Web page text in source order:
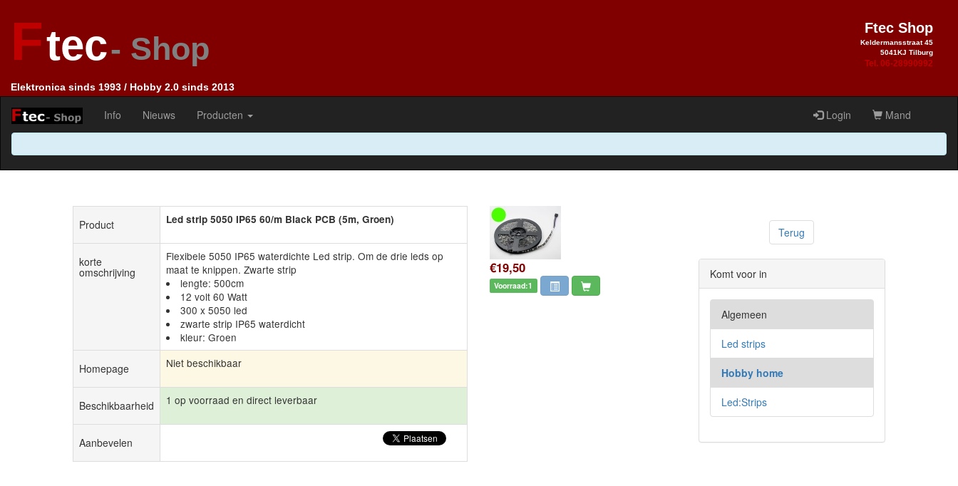
Ftec- Shop
Elektronica sinds 1993 / Hobby 2.0 sinds 2013
Ftec Shop
Keldermansstraat 45
5041KJ Tilburg
Tel. 06-28990992
Info Nieuws Producten Login Mand
Product Led strip 5050 IP65 60/m Black PCB (5m, Groen)
korte
omschrijving
Flexibele 5050 IP65 waterdichte Led strip. Om de drie leds op
maat te knippen. Zwarte strip
lengte: 500cm
12 volt 60 Watt
300 x 5050 led
zwarte strip IP65 waterdicht
kleur: Groen
Homepage Niet beschikbaar
Beschikbaarheid 1 op voorraad en direct leverbaar
Aanbevelen
€19,50
Voorraad:1
Terug
Komt voor in
Algemeen
Led strips
Hobby home
Led:Strips